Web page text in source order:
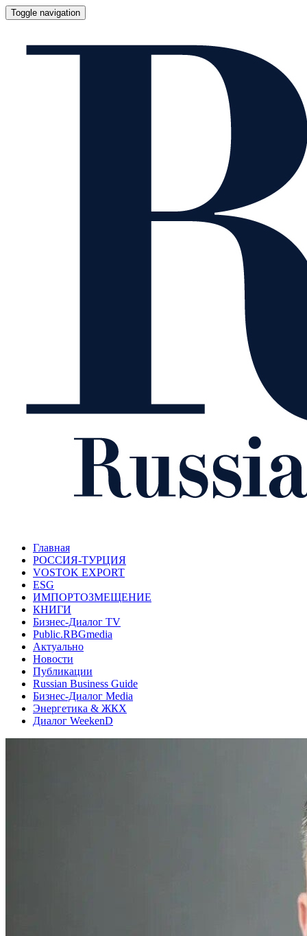
Toggle navigation
Главная
РОССИЯ-ТУРЦИЯ
VOSTOK EXPORT
ESG
ИМПОРТОЗМЕЩЕНИЕ
КНИГИ
Бизнес-Диалог TV
Public.RBGmedia
Актуально
Новости
Публикации
Russian Business Guide
Бизнес-Диалог Media
Энергетика & ЖКХ
Диалог WeekenD